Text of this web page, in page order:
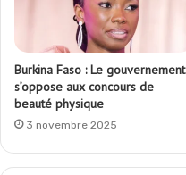
Burkina Faso : Le gouvernement
s’oppose aux concours de
beauté physique
3 novembre 2025